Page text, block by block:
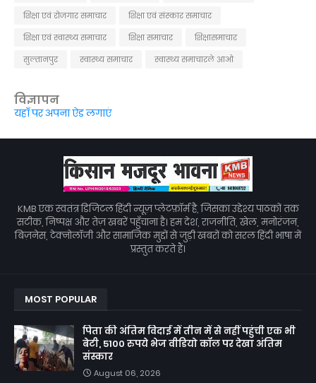
शिक्षा एवं रोजगार समाचार
शिक्षा एवं संस्कार समाचार
शिक्षा एवं स्वास्थ्य समाचार
शिक्षा समाचार
शिक्षासमाचार
सुल्तानपुर
स्वास्थ्य समाचार स्वास्थ्य समाचारले आओ
विज्ञापन
यहाँ पर अपना ऐड लगाएं
KMB एक स्वतंत्र डिजिटल हिंदी न्यूज़ प्लेटफ़ॉर्म है, जिसका उद्देश्य पाठकों तक
सटीक, निष्पक्ष और तेज़ खबरें पहुँचाना है। हम देश, राजनीति, खेल, मनोरंजन,
बिज़नेस, टेक्नोलॉजी और सामाजिक मुद्दों से जुड़ी खबरों को सरल हिंदी भाषा में
प्रस्तुत करते हैं।
MOST POPULAR
पिता की अंतिम विदाई में तीन में से नहीं पहुंची एक भी
बेटी, 5100 रुपये भेज वीडियो कॉल पर देखा अंतिम
संस्कार
August 06, 2026